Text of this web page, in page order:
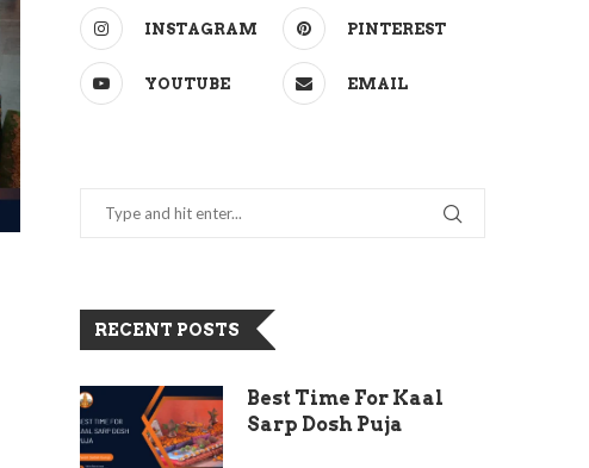
INSTAGRAM PINTEREST
YOUTUBE EMAIL
RECENT POSTS
Best Time For Kaal
Sarp Dosh Puja